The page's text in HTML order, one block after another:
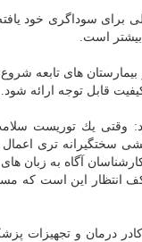
سوداگری خود
بیشتر است.
های تابعه
قابل توجه ارائه شود.
وقتی یك توریست
سختگیرانه تری
آگاه به زبان
كف انتظار این است كه
و تجهیزات پزشكی